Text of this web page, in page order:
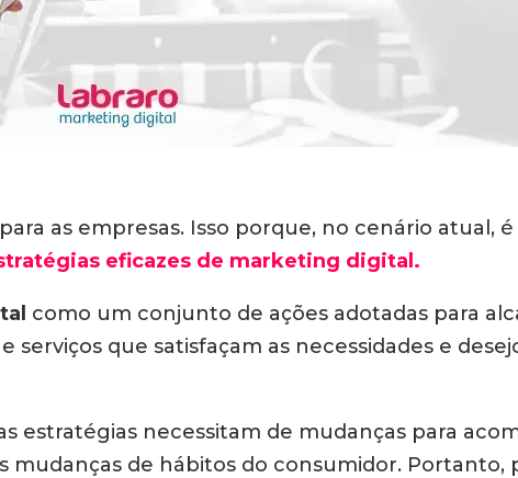
as empresas. Isso porque, no cenário atual,
eficazes de marketing digital.
como um conjunto de ações adotadas para
que satisfaçam as necessidades e
estratégias necessitam de mudanças para
mudanças de hábitos do consumidor. Portanto,